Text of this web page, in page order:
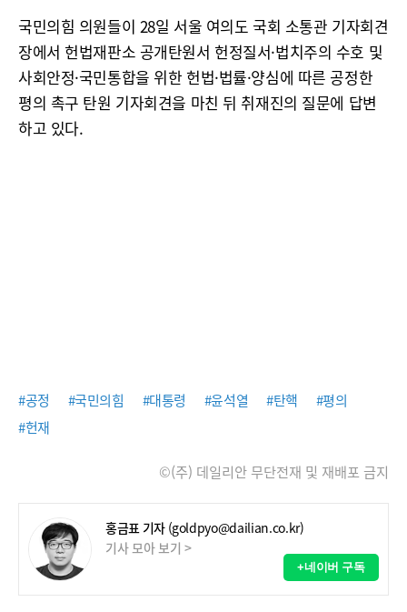
국민의힘 의원들이 28일 서울 여의도 국회 소통관 기자회견
장에서 헌법재판소 공개탄원서 헌정질서·법치주의 수호 및
사회안정·국민통합을 위한 헌법·법률·양심에 따른 공정한
평의 촉구 탄원 기자회견을 마친 뒤 취재진의 질문에 답변
하고 있다.
#공정 #국민의힘 #대통령 #윤석열 #탄핵
#평의
#헌재
©(주) 데일리안 무단전재 및 재배포 금지
홍금표 기자 (goldpyo@dailian.co.kr)
기사 모아 보기 >
+네이버 구독